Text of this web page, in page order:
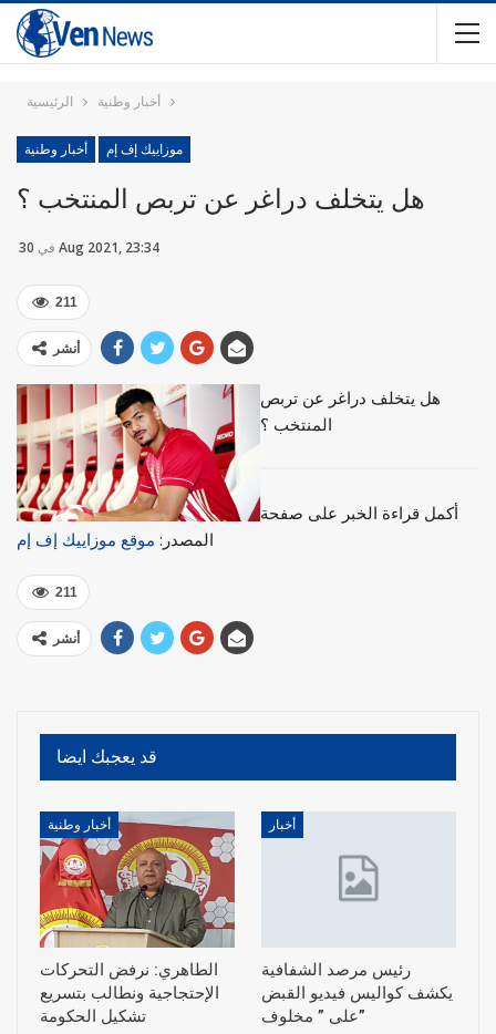
الرئيسية أخبار وطنية
أخبار وطنية موزاييك إف إم
هل يتخلف دراغر عن تربص المنتخب ؟
في 30 Aug 2021, 23:34
211
أنشر
هل يتخلف دراغر عن تربص
المنتخب ؟
أكمل قراءة الخبر على صفحة
المصدر: موقع موزاييك إف إم
211
أنشر
قد يعجبك ايضا
أخبار وطنية
الطاهري: نرفض التحركات
الإحتجاجية ونطالب بتسريع
أخبار
رئيس مرصد الشفافية
يكشف كواليس فيديو القبض
على ” مخلوف”